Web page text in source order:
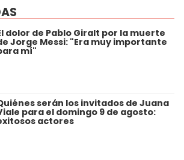
dolor de Pablo Giralt por la muerte
Jorge Messi: "Era muy importante
mí"
serán los invitados de Juana
para el domingo 9 de agosto:
actores